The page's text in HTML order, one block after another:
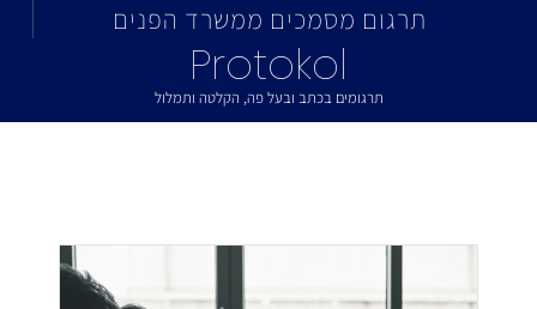
תרגום מסמכים ממשרד הפנים
Protokol
תרגומים בכתב ובעל פה, הקלטה ותמלול